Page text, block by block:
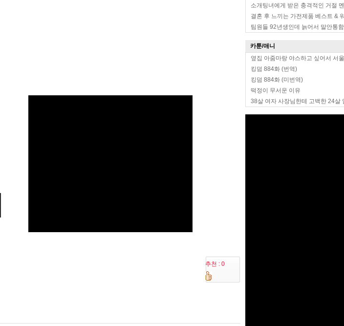
소개팅녀에게 받은 충격적인 거절
결혼 후 느끼는 가전제품 베스트 &
팀원들 92년생인데 늙어서 말안통
카툰/애니
옆집 아줌마랑 야스하고 싶어서 서
킹덤 884화 (번역)
킹덤 884화 (미번역)
떡정이 무서운 이유
38살 여자 사장님한테 고백한 24살
추천 : 0